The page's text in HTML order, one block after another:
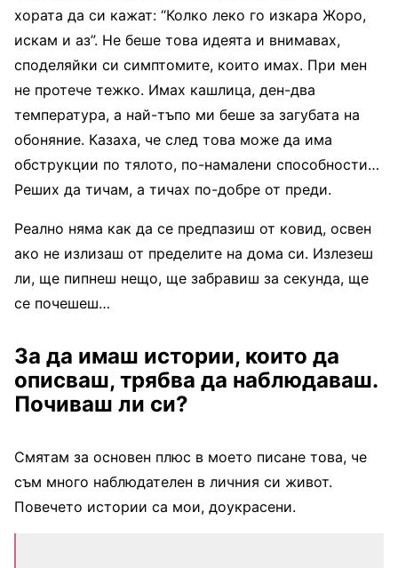
хората да си кажат: “Колко леко го изкара Жоро,
искам и аз”. Не беше това идеята и внимавах,
споделяйки си симптомите, които имах. При мен
не протече тежко. Имах кашлица, ден-два
температура, а най-тъпо ми беше за загубата на
обоняние. Казаха, че след това може да има
обструкции по тялото, по-намалени способности…
Реших да тичам, а тичах по-добре от преди.
Реално няма как да се предпазиш от ковид, освен
ако не излизаш от пределите на дома си. Излезеш
ли, ще пипнеш нещо, ще забравиш за секунда, ще
се почешеш…
За да имаш истории, които да
описваш, трябва да наблюдаваш.
Почиваш ли си?
Смятам за основен плюс в моето писане това, че
съм много наблюдателен в личния си живот.
Повечето истории са мои, доукрасени.